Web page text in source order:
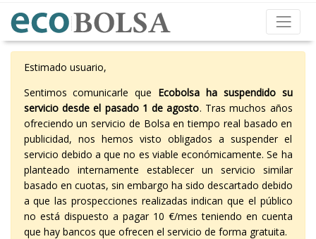
Estimado usuario,
Sentimos comunicarle que Ecobolsa ha suspendido su
servicio desde el pasado 1 de agosto. Tras muchos años
ofreciendo un servicio de Bolsa en tiempo real basado en
publicidad, nos hemos visto obligados a suspender el
servicio debido a que no es viable económicamente. Se ha
planteado internamente establecer un servicio similar
basado en cuotas, sin embargo ha sido descartado debido
a que las prospecciones realizadas indican que el público
no está dispuesto a pagar 10 €/mes teniendo en cuenta
que hay bancos que ofrecen el servicio de forma gratuita.